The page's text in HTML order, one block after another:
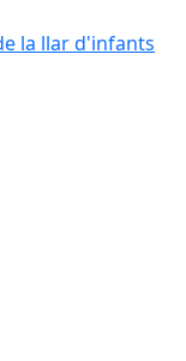
la llar d'infants